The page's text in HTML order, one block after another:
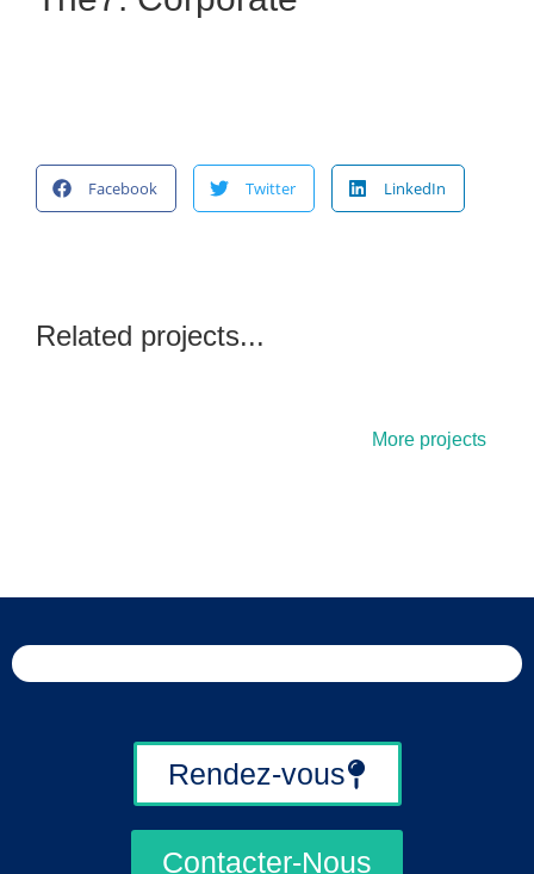
Facebook Twitter LinkedIn
Related projects...
More projects
Rendez-vous
Contacter-Nous